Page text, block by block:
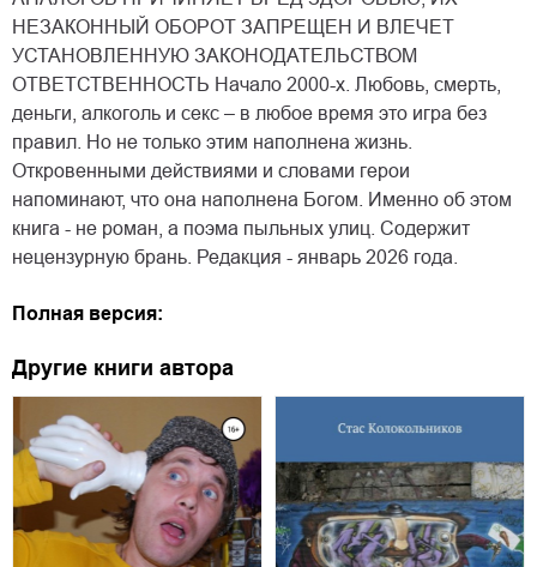
НЕЗАКОННЫЙ ОБОРОТ ЗАПРЕЩЕН И ВЛЕЧЕТ
УСТАНОВЛЕННУЮ ЗАКОНОДАТЕЛЬСТВОМ
ОТВЕТСТВЕННОСТЬ Начало 2000-х. Любовь, смерть,
деньги, алкоголь и секс – в любое время это игра без
правил. Но не только этим наполнена жизнь.
Откровенными действиями и словами герои
напоминают, что она наполнена Богом. Именно об этом
книга - не роман, а поэма пыльных улиц. Содержит
нецензурную брань. Редакция - январь 2026 года.
Полная версия:
Другие книги автора